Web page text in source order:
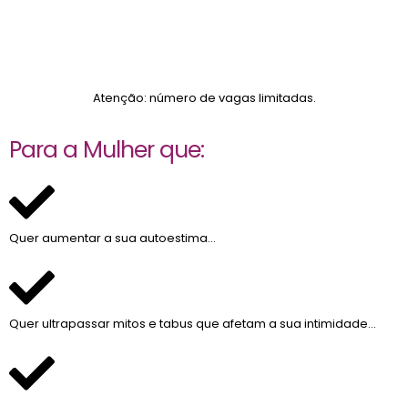
Atenção: número de vagas limitadas.
Para a Mulher que:
Quer aumentar a sua autoestima…
Quer ultrapassar mitos e tabus que afetam a sua intimidade…